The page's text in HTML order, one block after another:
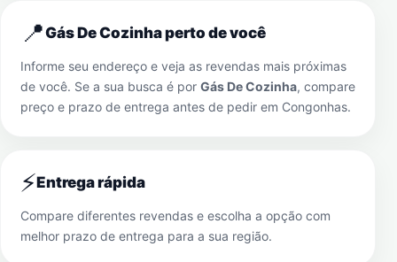
📍Gás De Cozinha perto de você
Informe seu endereço e veja as revendas mais próximas
de você. Se a sua busca é por Gás De Cozinha, compare
preço e prazo de entrega antes de pedir em Congonhas.
⚡Entrega rápida
Compare diferentes revendas e escolha a opção com
melhor prazo de entrega para a sua região.